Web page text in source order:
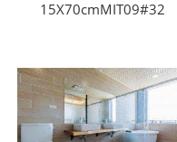
15X70cmMIT09#32